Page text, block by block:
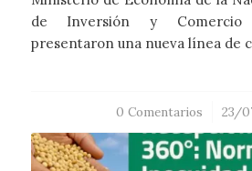
de Inversión y Comercio
presentaron una nueva línea de
0 Comentarios
/ 23/